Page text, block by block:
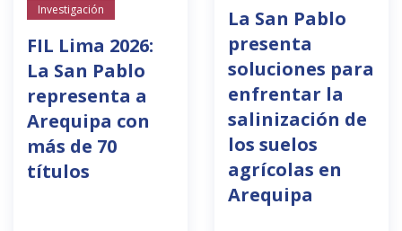
Investigación
FIL Lima 2026:
La San Pablo
representa a
Arequipa con
más de 70
títulos
La San Pablo
presenta
soluciones para
enfrentar la
salinización de
los suelos
agrícolas en
Arequipa